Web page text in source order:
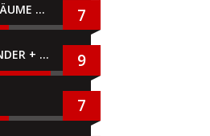
TOMODACHI LIFE: WO TRÄUME WAHR WERDEN 7
SUPER MARIO BROS. WONDER + GEMEINSAM IM BELLABEL-PARK 9
7